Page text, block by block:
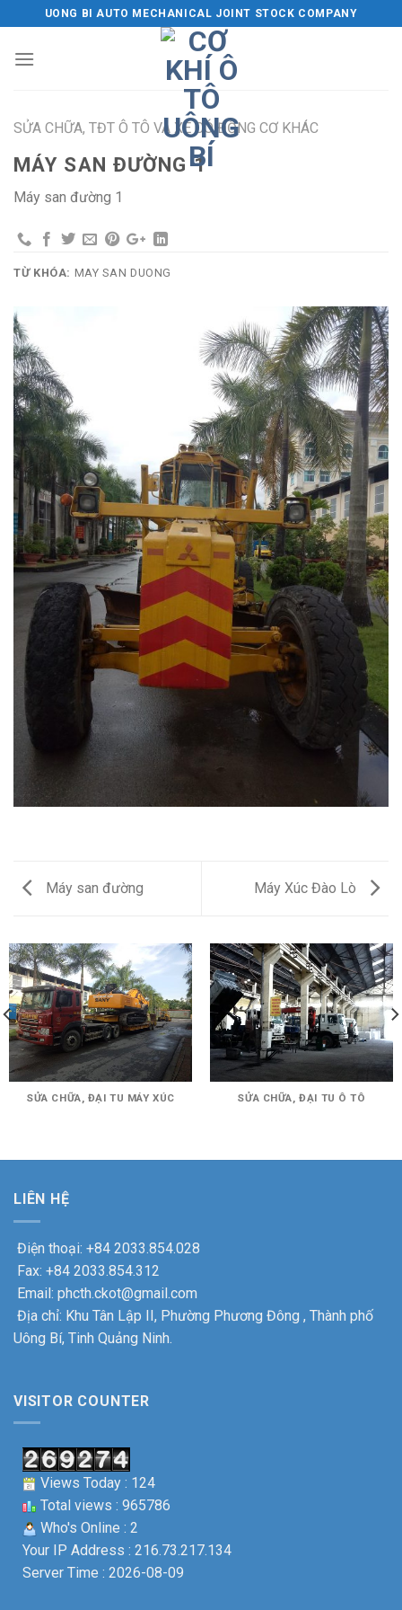
to
content
UONG BI AUTO MECHANICAL JOINT STOCK COMPANY
SỬA CHỮA, TĐT Ô TÔ VÀ XE CÓ ĐỘNG CƠ KHÁC
MÁY SAN ĐƯỜNG 1
Máy san đường 1
TỪ KHÓA: MAY SAN DUONG
Máy san đường Máy Xúc Đào Lò
SỬA CHỮA, ĐẠI TU MÁY XÚC SỬA CHỮA, ĐẠI TU Ô TÔ
LIÊN HỆ
Điện thoại: +84 2033.854.028
Fax: +84 2033.854.312
Email: phcth.ckot@gmail.com
Địa chỉ: Khu Tân Lập II, Phường Phương Đông , Thành phố
Uông Bí, Tinh Quảng Ninh.
VISITOR COUNTER
Views Today : 124
Total views : 965786
Who's Online : 2
Your IP Address : 216.73.217.134
Server Time : 2026-08-09